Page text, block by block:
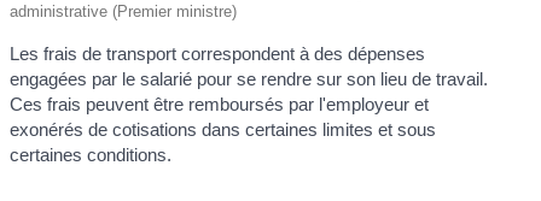
administrative (Premier ministre)
Les frais de transport correspondent à des dépenses
engagées par le salarié pour se rendre sur son lieu de travail.
Ces frais peuvent être remboursés par l'employeur et
exonérés de cotisations dans certaines limites et sous
certaines conditions.